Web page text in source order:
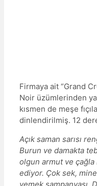
Firmaya ait “Grand
Noir üzümlerinden
kısmen de meşe
dinlendirilmiş. 12
Açık saman sarısı
Burun ve damakta
olgun armut ve çağla
ediyor. Çok sek,